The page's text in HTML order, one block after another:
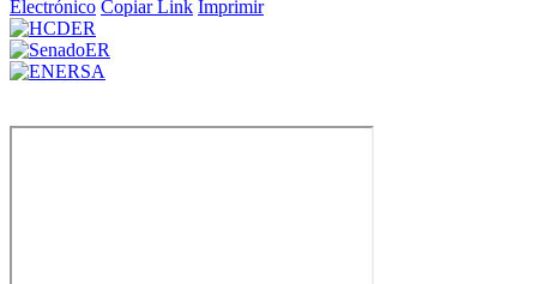
Electrónico Copiar Link Imprimir